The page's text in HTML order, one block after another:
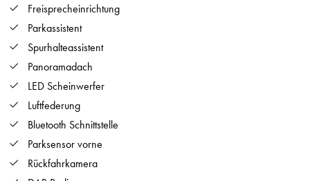
Freisprecheinrichtung
Parkassistent
Spurhalteassistent
Panoramadach
LED Scheinwerfer
Luftfederung
Bluetooth Schnittstelle
Parksensor vorne
Rückfahrkamera